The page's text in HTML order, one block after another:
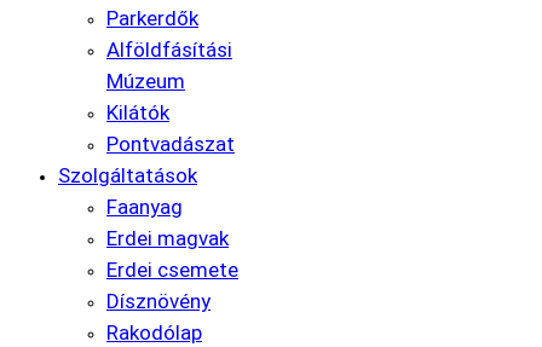
Parkerdők
Alföldfásítási
Múzeum
Kilátók
Pontvadászat
Szolgáltatások
Faanyag
Erdei magvak
Erdei csemete
Dísznövény
Rakodólap